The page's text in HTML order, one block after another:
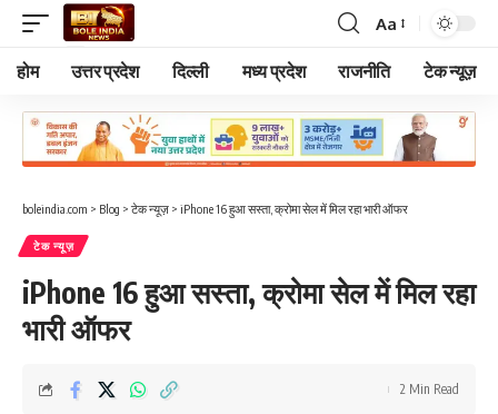
Font
Resizer
Aa
होम उत्तर प्रदेश दिल्ली मध्य प्रदेश राजनीति टेक न्यूज़
boleindia.com > Blog > टेक न्यूज़ > iPhone 16 हुआ सस्ता, क्रोमा सेल में मिल रहा भारी ऑफर
टेक न्यूज़
iPhone 16 हुआ सस्ता, क्रोमा सेल में मिल रहा
भारी ऑफर
2 Min Read